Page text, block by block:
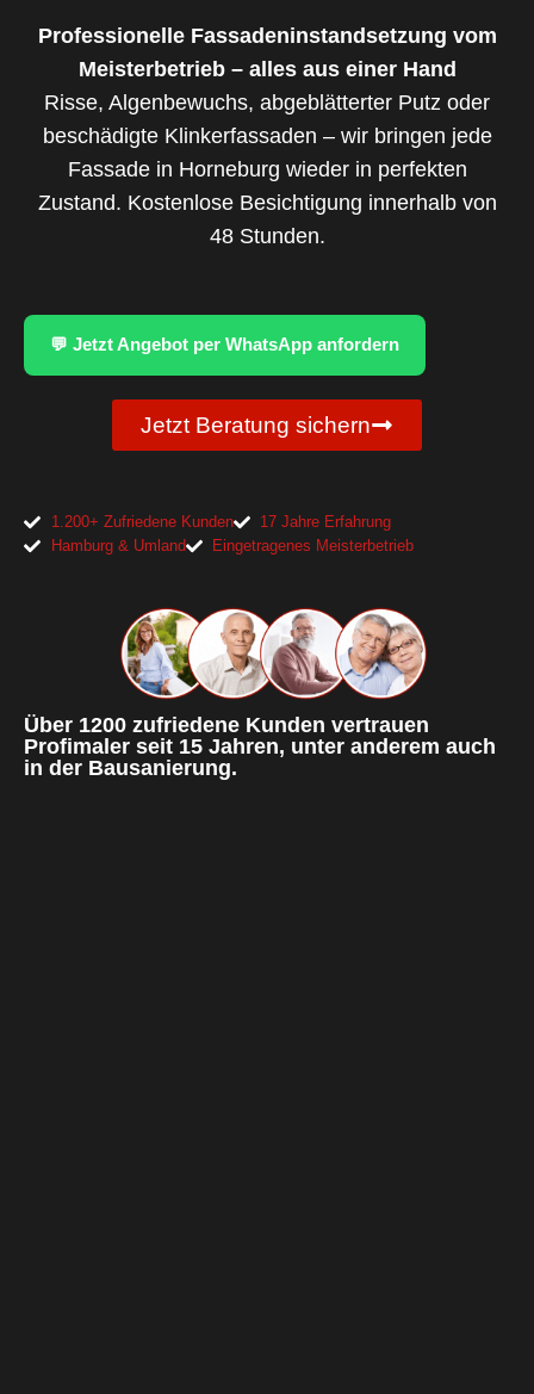
Professionelle Fassadeninstandsetzung vom
Meisterbetrieb – alles aus einer Hand
Risse, Algenbewuchs, abgeblätterter Putz oder
beschädigte Klinkerfassaden – wir bringen jede
Fassade in Horneburg wieder in perfekten
Zustand. Kostenlose Besichtigung innerhalb von
48 Stunden.
💬 Jetzt Angebot per WhatsApp anfordern
Jetzt Beratung sichern
1.200+ Zufriedene Kunden
17 Jahre Erfahrung
Hamburg & Umland
Eingetragenes Meisterbetrieb
Über 1200 zufriedene Kunden vertrauen
Profimaler seit 15 Jahren, unter anderem auch
in der Bausanierung.